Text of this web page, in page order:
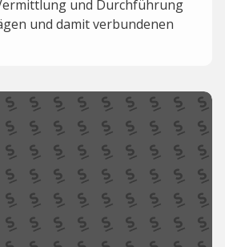
und Durchführung
und damit verbundenen